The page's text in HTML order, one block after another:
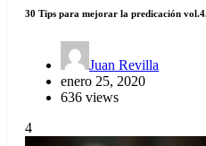
30 Tips para mejorar la predicación
Juan Revilla
enero 25, 2020
636 views
4